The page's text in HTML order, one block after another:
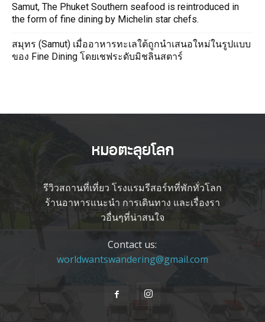
Samut, The Phuket Southern seafood is reintroduced in
the form of fine dining by Michelin star chefs.
สมุทร (Samut) เมื่ออาหารทะเลใต้ถูกนำเสนอใหม่ในรูปแบบ
ของ Fine Dining โดยเชฟระดับมิชลินสตาร์
รีวิวสถานที่เที่ยว โรงแรมรีสอร์ทที่พักทั่วโลก
ร้านอาหารแนะนำ การเดินทาง และเรื่องรา
วอื่นๆที่น่าสนใจ
Contact us:
worldwantswandering@gmail.com